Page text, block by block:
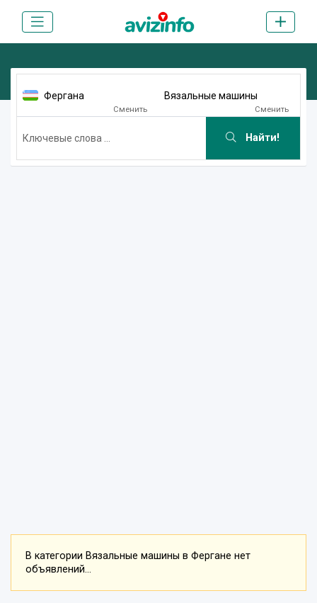
Фергана
Сменить
Вязальные машины
Сменить
Найти!
В категории Вязальные машины в Фергане нет
объявлений...